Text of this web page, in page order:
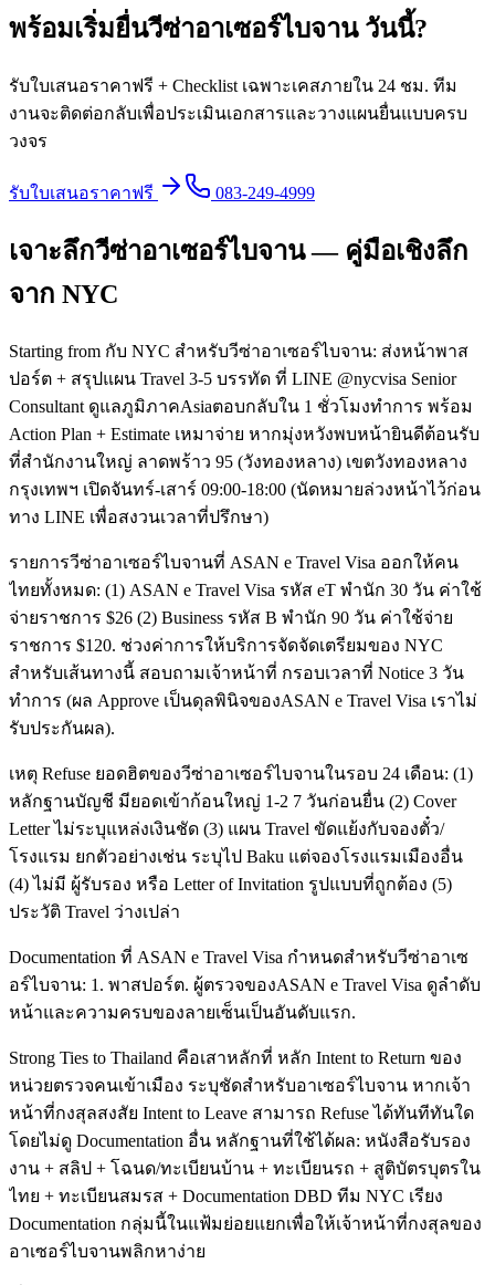
พร้อมเริ่มยื่นวีซ่าอาเซอร์ไบจาน วันนี้?
รับใบเสนอราคาฟรี + Checklist เฉพาะเคสภายใน 24 ชม. ทีม
งานจะติดต่อกลับเพื่อประเมินเอกสารและวางแผนยื่นแบบครบ
วงจร
รับใบเสนอราคาฟรี 083-249-4999
เจาะลึกวีซ่าอาเซอร์ไบจาน — คู่มือเชิงลึก
จาก NYC
Starting from กับ NYC สำหรับวีซ่าอาเซอร์ไบจาน: ส่งหน้าพาส
ปอร์ต + สรุปแผน Travel 3-5 บรรทัด ที่ LINE @nycvisa Senior
Consultant ดูแลภูมิภาคAsiaตอบกลับใน 1 ชั่วโมงทำการ พร้อม
Action Plan + Estimate เหมาจ่าย หากมุ่งหวังพบหน้ายินดีต้อนรับ
ที่สำนักงานใหญ่ ลาดพร้าว 95 (วังทองหลาง) เขตวังทองหลาง
กรุงเทพฯ เปิดจันทร์-เสาร์ 09:00-18:00 (นัดหมายล่วงหน้าไว้ก่อน
ทาง LINE เพื่อสงวนเวลาที่ปรึกษา)
รายการวีซ่าอาเซอร์ไบจานที่ ASAN e Travel Visa ออกให้คน
ไทยทั้งหมด: (1) ASAN e Travel Visa รหัส eT พำนัก 30 วัน ค่าใช้
จ่ายราชการ $26 (2) Business รหัส B พำนัก 90 วัน ค่าใช้จ่าย
ราชการ $120. ช่วงค่าการให้บริการจัดจัดเตรียมของ NYC
สำหรับเส้นทางนี้ สอบถามเจ้าหน้าที่ กรอบเวลาที่ Notice 3 วัน
ทำการ (ผล Approve เป็นดุลพินิจของASAN e Travel Visa เราไม่
รับประกันผล).
เหตุ Refuse ยอดฮิตของวีซ่าอาเซอร์ไบจานในรอบ 24 เดือน: (1)
หลักฐานบัญชี มียอดเข้าก้อนใหญ่ 1-2 7 วันก่อนยื่น (2) Cover
Letter ไม่ระบุแหล่งเงินชัด (3) แผน Travel ขัดแย้งกับจองตั๋ว/
โรงแรม ยกตัวอย่างเช่น ระบุไป Baku แต่จองโรงแรมเมืองอื่น
(4) ไม่มี ผู้รับรอง หรือ Letter of Invitation รูปแบบที่ถูกต้อง (5)
ประวัติ Travel ว่างเปล่า
Documentation ที่ ASAN e Travel Visa กำหนดสำหรับวีซ่าอาเซ
อร์ไบจาน: 1. พาสปอร์ต. ผู้ตรวจของASAN e Travel Visa ดูลำดับ
หน้าและความครบของลายเซ็นเป็นอันดับแรก.
Strong Ties to Thailand คือเสาหลักที่ หลัก Intent to Return ของ
หน่วยตรวจคนเข้าเมือง ระบุชัดสำหรับอาเซอร์ไบจาน หากเจ้า
หน้าที่กงสุลสงสัย Intent to Leave สามารถ Refuse ได้ทันทีทันใด
โดยไม่ดู Documentation อื่น หลักฐานที่ใช้ได้ผล: หนังสือรับรอง
งาน + สลิป + โฉนด/ทะเบียนบ้าน + ทะเบียนรถ + สูติบัตรบุตรใน
ไทย + ทะเบียนสมรส + Documentation DBD ทีม NYC เรียง
Documentation กลุ่มนี้ในแฟ้มย่อยแยกเพื่อให้เจ้าหน้าที่กงสุลของ
อาเซอร์ไบจานพลิกหาง่าย